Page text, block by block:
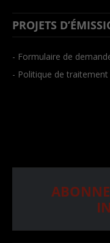
PROJETS
- Formulaire de
- Politique de traitement